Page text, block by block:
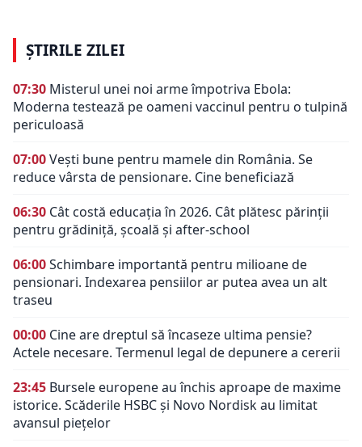
ȘTIRILE ZILEI
07:30 Misterul unei noi arme împotriva Ebola:
Moderna testează pe oameni vaccinul pentru o tulpină
periculoasă
07:00Vești bune pentru mamele din România. Se
reduce vârsta de pensionare. Cine beneficiază
06:30 Cât costă educația în 2026. Cât plătesc părinții
pentru grădiniță, școală și after-school
06:00Schimbare importantă pentru milioane de
pensionari. Indexarea pensiilor ar putea avea un alt
traseu
00:00 Cine are dreptul să încaseze ultima pensie?
Actele necesare. Termenul legal de depunere a cererii
23:45 Bursele europene au închis aproape de maxime
istorice. Scăderile HSBC și Novo Nordisk au limitat
avansul piețelor